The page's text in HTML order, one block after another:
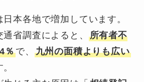
本各地で増加しています。
省調査によると、 所有者不
％で、 九州の面積よりも広い